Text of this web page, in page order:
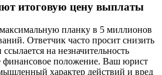
итоговую цену выплаты
планку в 5 миллионов
Ответчик часто просит снизить
на незначительность
финансовое положение. Ваш юрист
характер действий и вред